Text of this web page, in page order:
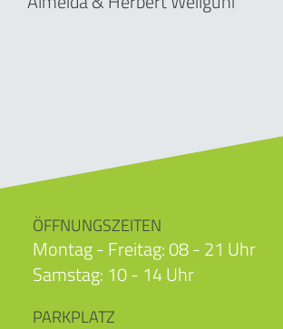
ÖFFNUNGSZEITEN
Montag - Freitag: 08 - 21 Uhr
Samstag: 10 - 14 Uhr
PARKPLATZ